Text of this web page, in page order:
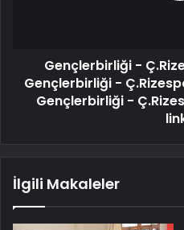
Gençlerbirliği -
Gençlerbirliği -
Gençlerbirliği -
İlgili Makaleler